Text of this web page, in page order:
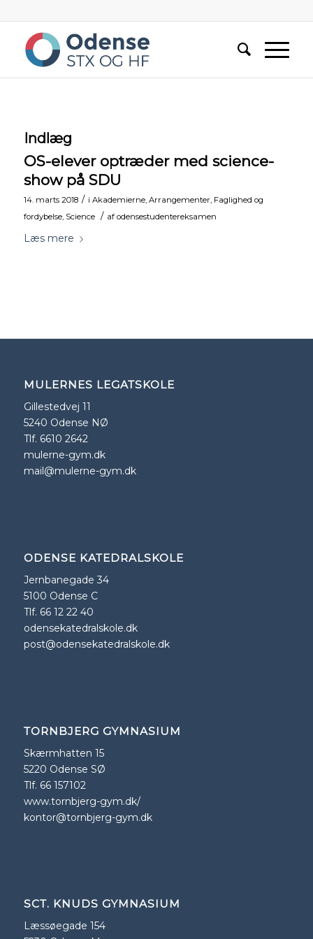
Indlæg
OS-elever optræder med science-
show på SDU
14. marts 2018 / i Akademierne, Arrangementer, Faglighed og
fordybelse, Science / af odensestudentereksamen
Læs mere
MULERNES LEGATSKOLE
Gillestedvej 11
5240 Odense NØ
Tlf. 6610 2642
mulerne-gym.dk
mail@mulerne-gym.dk
ODENSE KATEDRALSKOLE
Jernbanegade 34
5100 Odense C
Tlf. 66 12 22 40
odensekatedralskole.dk
post@odensekatedralskole.dk
TORNBJERG GYMNASIUM
Skærmhatten 15
5220 Odense SØ
Tlf. 66 157102
www.tornbjerg-gym.dk/
kontor@tornbjerg-gym.dk
SCT. KNUDS GYMNASIUM
Læssøegade 154